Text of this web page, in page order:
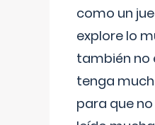
como un
explore lo
también no
tenga
para que